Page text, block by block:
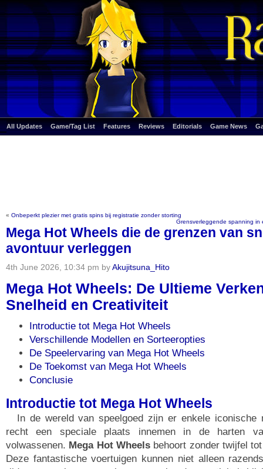
All Updates Game/Tag List Features Reviews Editorials Game News
« Onbeperkt plezier met gratis spins bij registratie zonder storting
Grensverleggende spanning in
Mega Hot Wheels die de grenzen van
avontuur verleggen
4th June 2026, 10:34 pm byAkujitsuna_Hito
Mega Hot Wheels: De Ultieme
Snelheid en Creativiteit
Introductie tot Mega Hot Wheels
Verschillende Modellen en Sorteeropties
De Speelervaring van Mega Hot Wheels
De Toekomst van Mega Hot Wheels
Conclusie
Introductie tot Mega Hot Wheels
In de wereld van speelgoed zijn er enkele iconische
recht een speciale plaats innemen in de harten
volwassenen. Mega Hot Wheelsbehoort zonder twijfel
Deze fantastische voertuigen kunnen niet alleen